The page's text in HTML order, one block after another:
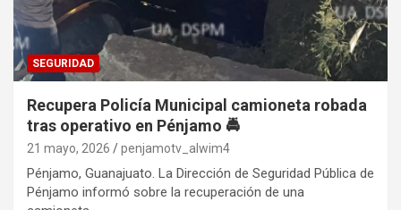
SEGURIDAD
Recupera Policía Municipal camioneta robada
tras operativo en Pénjamo 🚔
21 mayo, 2026 penjamotv_alwim4
Pénjamo, Guanajuato. La Dirección de Seguridad Pública de
Pénjamo informó sobre la recuperación de una